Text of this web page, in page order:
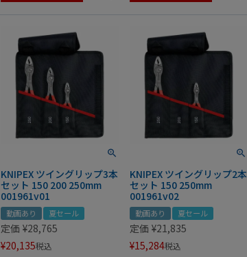
KNIPEX ツイングリップ3本
セット 150 200 250mm
001961v01
動画あり 夏セール
定価 ¥28,765
¥20,135税込
KNIPEX ツイングリップ2本
セット 150 250mm
001961v02
動画あり 夏セール
定価 ¥21,835
¥15,284税込